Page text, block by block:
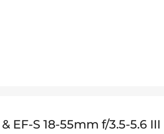
EF-S 18-55mm f/3.5-5.6 III